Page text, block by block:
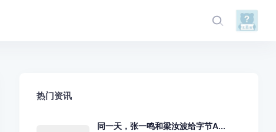
热门资讯
同一天，张一鸣和梁汝波给字节A...